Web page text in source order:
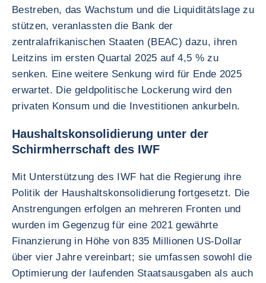
Bestreben, das Wachstum und die Liquiditätslage zu
stützen, veranlassten die Bank der
zentralafrikanischen Staaten (BEAC) dazu, ihren
Leitzins im ersten Quartal 2025 auf 4,5 % zu
senken. Eine weitere Senkung wird für Ende 2025
erwartet. Die geldpolitische Lockerung wird den
privaten Konsum und die Investitionen ankurbeln.
Haushaltskonsolidierung unter der
Schirmherrschaft des IWF
Mit Unterstützung des IWF hat die Regierung ihre
Politik der Haushaltskonsolidierung fortgesetzt. Die
Anstrengungen erfolgen an mehreren Fronten und
wurden im Gegenzug für eine 2021 gewährte
Finanzierung in Höhe von 835 Millionen US-Dollar
über vier Jahre vereinbart; sie umfassen sowohl die
Optimierung der laufenden Staatsausgaben als auch